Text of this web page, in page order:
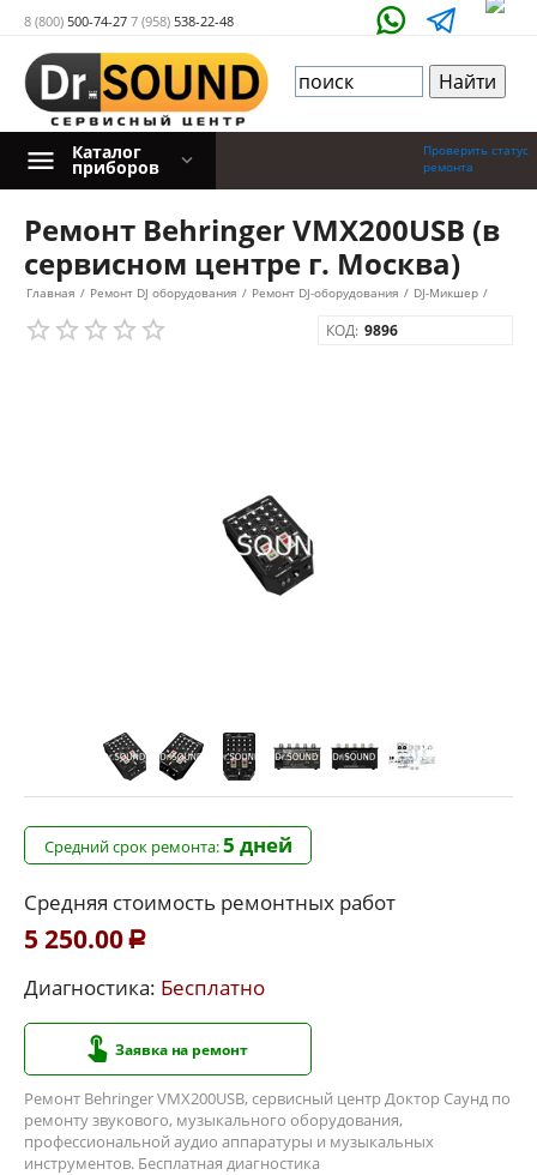
8 (800) 500-74-27 7 (958) 538-22-48
Проверить статус
ремонта
Каталог
приборов
Ремонт Behringer VMX200USB (в
сервисном центре г. Москва)
Главная / Ремонт DJ оборудования / Ремонт DJ-оборудования / DJ-Микшер /
КОД: 9896
Средний срок ремонта:5 дней
Средняя стоимость ремонтных работ
5 250.00 Р
Диагностика: Бесплатно
Заявка на ремонт
Ремонт Behringer VMX200USB, сервисный центр Доктор Саунд по
ремонту звукового, музыкального оборудования,
профессиональной аудио аппаратуры и музыкальных
инструментов. Бесплатная диагностика